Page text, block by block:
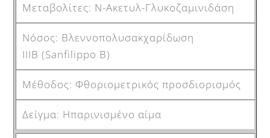
Ν-Ακετυλ-Γλυκοζαμινιδάση
Βλεννοπολυσακχαρίδωση
ΙΙΙΒ (Sanfilippo B)
Φθοριομετρικός προσδιορισμός
Ηπαρινισμένο αίμα